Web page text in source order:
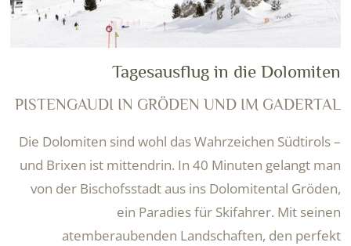
Tagesausflug in die Dolomiten
PISTENGAUDI IN GRÖDEN UND IM GADERTAL
Die Dolomiten sind wohl das Wahrzeichen Südtirols –
und Brixen ist mittendrin. In 40 Minuten gelangt man
von der Bischofsstadt aus ins Dolomitental Gröden,
ein Paradies für Skifahrer. Mit seinen
atemberaubenden Landschaften, den perfekt